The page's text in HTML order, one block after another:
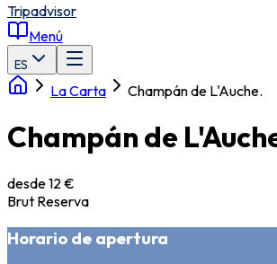
Tripadvisor
Menú
ES
La Carta Champán de L'Auche.
Champán de
desde 12 €
Brut Reserva
Horario de apertura